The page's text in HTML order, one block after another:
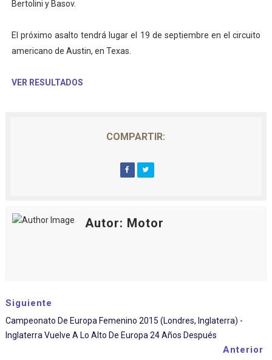
Bertolini y Basov.
El próximo asalto tendrá lugar el 19 de septiembre en el circuito
americano de Austin, en Texas.
VER RESULTADOS
COMPARTIR:
Autor: Motor
Siguiente
Campeonato De Europa Femenino 2015 (Londres, Inglaterra) -
Inglaterra Vuelve A Lo Alto De Europa 24 Años Después
Anterior